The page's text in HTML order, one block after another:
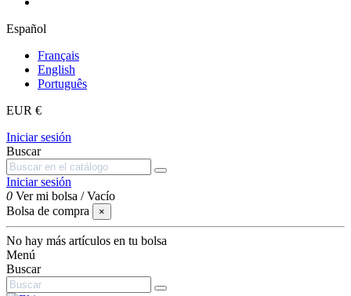
Español
Français
English
Português
EUR €
Iniciar sesión
Buscar
Iniciar sesión
0 Ver mi bolsa /Vacío
Bolsa de compra
×
No hay más artículos en tu bolsa
Menú
Buscar